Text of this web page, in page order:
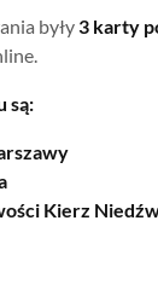
były 3 karty
są:
Kierz